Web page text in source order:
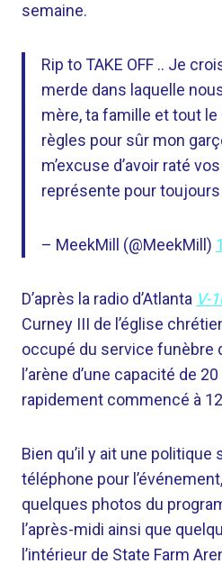
semaine.
Rip to TAKE OFF .. Je
merde dans laquelle
mère, ta famille et tout
règles pour sûr mon
m’excuse d’avoir raté
représente pour
– MeekMill (@MeekMill)
D’après la radio d’Atlanta V-
Curney III de l’église
occupé du service funèbre
l’arène d’une capacité de
rapidement commencé à
Bien qu’il y ait une politique
téléphone pour
quelques photos du
l’après-midi ainsi que
l’intérieur de State Farm